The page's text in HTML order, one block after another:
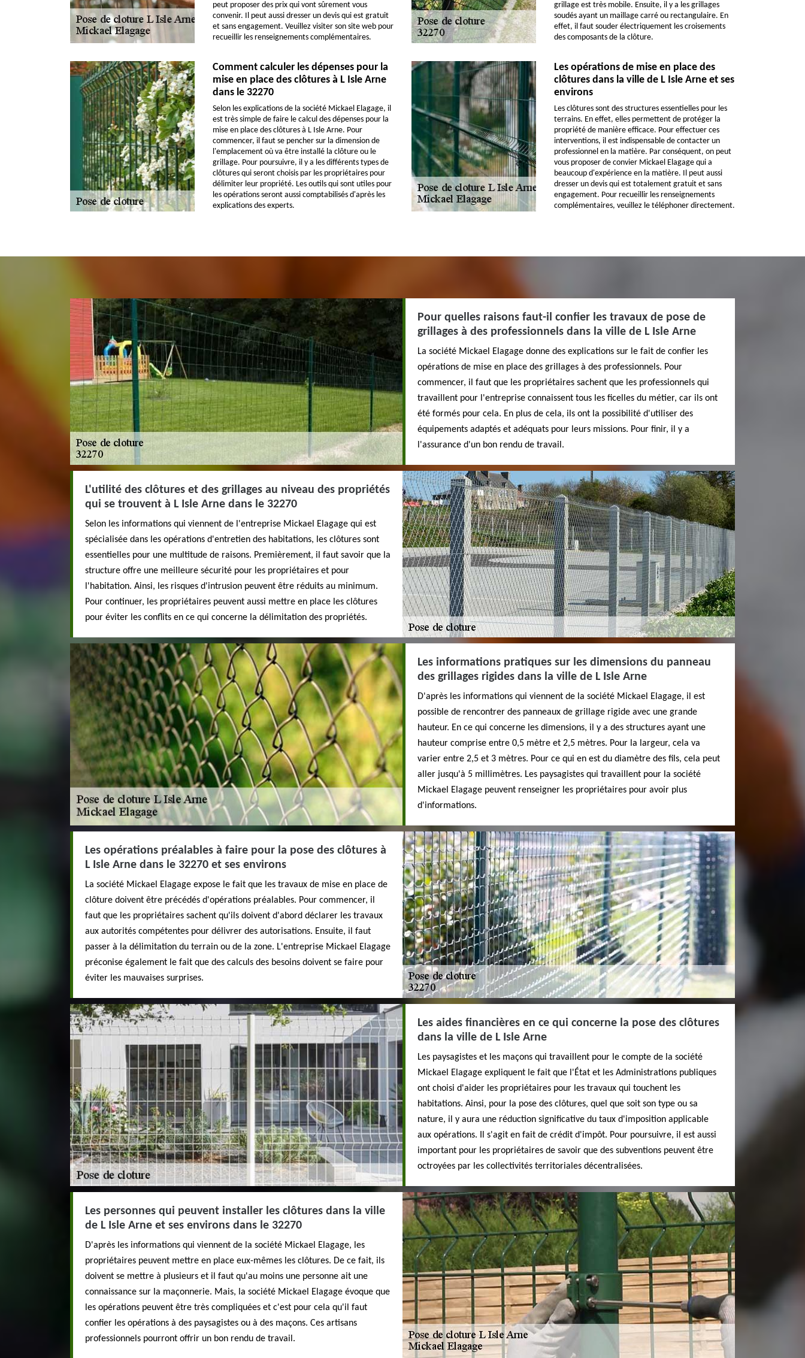
peut proposer des prix qui vont sûrement vous
convenir. Il peut aussi dresser un devis qui est gratuit
et sans engagement. Veuillez visiter son site web pour
recueillir les renseignements complémentaires.
grillage est très mobile. Ensuite, il y a les grillages
soudés ayant un maillage carré ou rectangulaire. En
effet, il faut souder électriquement les croisements
des composants de la clôture.
Comment calculer les dépenses pour la
mise en place des clôtures à L Isle Arne
dans le 32270
Selon les explications de la société Mickael Elagage, il
est très simple de faire le calcul des dépenses pour la
mise en place des clôtures à L Isle Arne. Pour
commencer, il faut se pencher sur la dimension de
l'emplacement où va être installé la clôture ou le
grillage. Pour poursuivre, il y a les différents types de
clôtures qui seront choisis par les propriétaires pour
délimiter leur propriété. Les outils qui sont utiles pour
les opérations seront aussi comptabilisés d'après les
explications des experts.
Les opérations de mise en place des
clôtures dans la ville de L Isle Arne et ses
environs
Les clôtures sont des structures essentielles pour les
terrains. En effet, elles permettent de protéger la
propriété de manière efficace. Pour effectuer ces
interventions, il est indispensable de contacter un
professionnel en la matière. Par conséquent, on peut
vous proposer de convier Mickael Elagage qui a
beaucoup d'expérience en la matière. Il peut aussi
dresser un devis qui est totalement gratuit et sans
engagement. Pour recueillir les renseignements
complémentaires, veuillez le téléphoner directement.
Pour quelles raisons faut-il confier les travaux de pose de
grillages à des professionnels dans la ville de L Isle Arne
La société Mickael Elagage donne des explications sur le fait de confier les
opérations de mise en place des grillages à des professionnels. Pour
commencer, il faut que les propriétaires sachent que les professionnels qui
travaillent pour l'entreprise connaissent tous les ficelles du métier, car ils ont
été formés pour cela. En plus de cela, ils ont la possibilité d'utiliser des
équipements adaptés et adéquats pour leurs missions. Pour finir, il y a
l'assurance d'un bon rendu de travail.
L'utilité des clôtures et des grillages au niveau des propriétés
qui se trouvent à L Isle Arne dans le 32270
Selon les informations qui viennent de l'entreprise Mickael Elagage qui est
spécialisée dans les opérations d'entretien des habitations, les clôtures sont
essentielles pour une multitude de raisons. Premièrement, il faut savoir que la
structure offre une meilleure sécurité pour les propriétaires et pour
l'habitation. Ainsi, les risques d'intrusion peuvent être réduits au minimum.
Pour continuer, les propriétaires peuvent aussi mettre en place les clôtures
pour éviter les conflits en ce qui concerne la délimitation des propriétés.
Les informations pratiques sur les dimensions du panneau
des grillages rigides dans la ville de L Isle Arne
D'après les informations qui viennent de la société Mickael Elagage, il est
possible de rencontrer des panneaux de grillage rigide avec une grande
hauteur. En ce qui concerne les dimensions, il y a des structures ayant une
hauteur comprise entre 0,5 mètre et 2,5 mètres. Pour la largeur, cela va
varier entre 2,5 et 3 mètres. Pour ce qui en est du diamètre des fils, cela peut
aller jusqu'à 5 millimètres. Les paysagistes qui travaillent pour la société
Mickael Elagage peuvent renseigner les propriétaires pour avoir plus
d'informations.
Les opérations préalables à faire pour la pose des clôtures à
L Isle Arne dans le 32270 et ses environs
La société Mickael Elagage expose le fait que les travaux de mise en place de
clôture doivent être précédés d'opérations préalables. Pour commencer, il
faut que les propriétaires sachent qu'ils doivent d'abord déclarer les travaux
aux autorités compétentes pour délivrer des autorisations. Ensuite, il faut
passer à la délimitation du terrain ou de la zone. L'entreprise Mickael Elagage
préconise également le fait que des calculs des besoins doivent se faire pour
éviter les mauvaises surprises.
Les aides financières en ce qui concerne la pose des clôtures
dans la ville de L Isle Arne
Les paysagistes et les maçons qui travaillent pour le compte de la société
Mickael Elagage expliquent le fait que l'État et les Administrations publiques
ont choisi d'aider les propriétaires pour les travaux qui touchent les
habitations. Ainsi, pour la pose des clôtures, quel que soit son type ou sa
nature, il y aura une réduction significative du taux d'imposition applicable
aux opérations. Il s'agit en fait de crédit d'impôt. Pour poursuivre, il est aussi
important pour les propriétaires de savoir que des subventions peuvent être
octroyées par les collectivités territoriales décentralisées.
Les personnes qui peuvent installer les clôtures dans la ville
de L Isle Arne et ses environs dans le 32270
D'après les informations qui viennent de la société Mickael Elagage, les
propriétaires peuvent mettre en place eux-mêmes les clôtures. De ce fait, ils
doivent se mettre à plusieurs et il faut qu'au moins une personne ait une
connaissance sur la maçonnerie. Mais, la société Mickael Elagage évoque que
les opérations peuvent être très compliquées et c'est pour cela qu'il faut
confier les opérations à des paysagistes ou à des maçons. Ces artisans
professionnels pourront offrir un bon rendu de travail.